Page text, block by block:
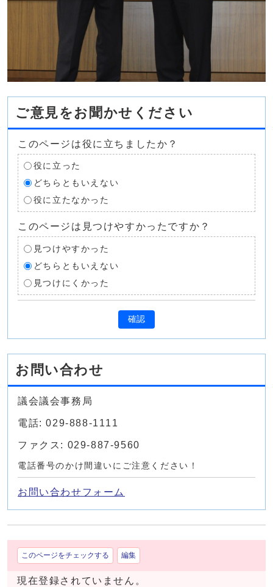
ご意見をお聞かせください
このページは役に立ちましたか？
役に立った
どちらともいえない
役に立たなかった
このページは見つけやすかったですか？
見つけやすかった
どちらともいえない
見つけにくかった
確認
お問い合わせ
議会議会事務局
電話: 029-888-1111
ファクス: 029-887-9560
電話番号のかけ間違いにご注意ください！
お問い合わせフォーム
このページをチェックする 編集
現在登録されていません。